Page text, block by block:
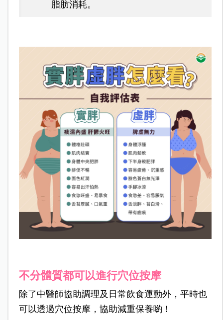
脂肪消耗。
不分體質都可以進行穴位按摩
除了中醫師協助調理及日常飲食運動外，平時也
可以透過穴位按摩，協助減重保養喲！